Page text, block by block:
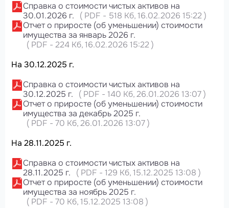
Справка о стоимости чистых активов на
30.01.2026 г.
( PDF - 518 Кб, 16.02.2026 15:22 )
Отчет о приросте (об уменьшении) стоимости
имущества за январь 2026 г.
( PDF - 224 Кб, 16.02.2026 15:22 )
На 30.12.2025 г.
Справка о стоимости чистых активов на
30.12.2025 г.
( PDF - 140 Кб, 26.01.2026 13:07)
Отчет о приросте (об уменьшении) стоимости
имущества за декабрь 2025 г.
( PDF - 70 Кб, 26.01.2026 13:07)
На 28.11.2025 г.
Справка о стоимости чистых активов на
28.11.2025 г.
( PDF - 129 Кб, 15.12.2025 13:08 )
Отчет о приросте (об уменьшении) стоимости
имущества за ноябрь 2025 г.
( PDF - 70 Кб, 15.12.2025 13:08 )